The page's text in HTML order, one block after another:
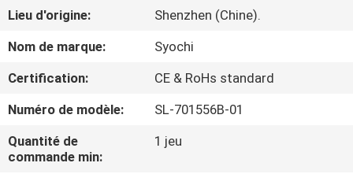
SUJET
DE
NOUS
VISITE
D'USINE
Lieu d'origine:
Shenzhen (Chine).
Nom de marque:
Syochi
Certification:
CE & RoHs standard
Numéro de modèle:
SL-701556B-01
Quantité de
commande min:
1 jeu